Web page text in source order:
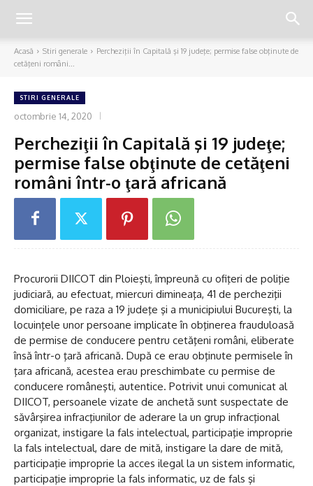
Acasă Stiri generale
Percheziţii în Capitală şi 19 judeţe; permise false obţinute de
cetăţeni români...
STIRI GENERALE
octombrie 14, 2020
Percheziţii în Capitală şi 19 judeţe;
permise false obţinute de cetăţeni
români într-o ţară africană
Procurorii DIICOT din Ploieşti, împreună cu ofiţeri de poliţie
judiciară, au efectuat, miercuri dimineaţa, 41 de percheziţii
domiciliare, pe raza a 19 judeţe şi a municipiului Bucureşti, la
locuinţele unor persoane implicate în obţinerea frauduloasă
de permise de conducere pentru cetăţeni români, eliberate
însă într-o ţară africană. După ce erau obţinute permisele în
ţara africană, acestea erau preschimbate cu permise de
conducere româneşti, autentice. Potrivit unui comunicat al
DIICOT, persoanele vizate de anchetă sunt suspectate de
săvârşirea infracţiunilor de aderare la un grup infracţional
organizat, instigare la fals intelectual, participaţie improprie
la fals intelectual, dare de mită, instigare la dare de mită,
participaţie improprie la acces ilegal la un sistem informatic,
participaţie improprie la fals informatic, uz de fals şi